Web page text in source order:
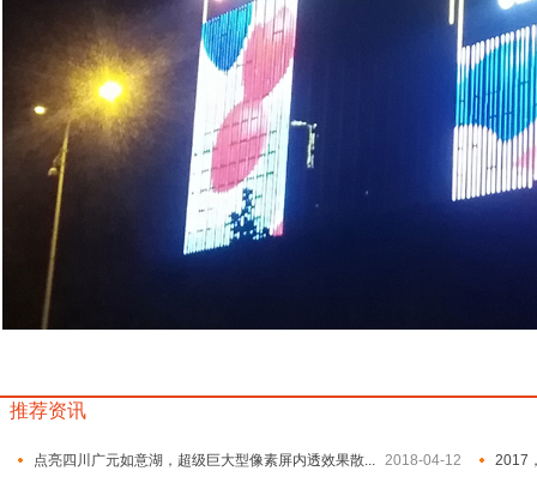
推荐资讯
2018-04-12
点亮四川广元如意湖，超级巨大型像素屏内透效果散... 2017